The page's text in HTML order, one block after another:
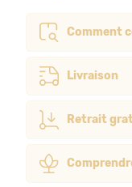
Comment
Livraison
Retrait